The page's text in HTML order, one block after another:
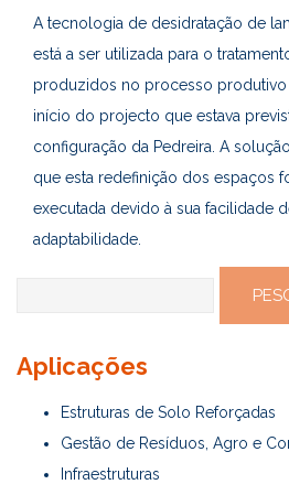
A tecnologia de desidratação de
está a ser utilizada para o
produzidos no processo produtivo
início do projecto que estava
configuração da Pedreira. A
que esta redefinição dos espaços
executada devido à sua facilidade
adaptabilidade.
Aplicações
Estruturas de Solo Reforçadas
Gestão de Resíduos, Agro e
Infraestruturas